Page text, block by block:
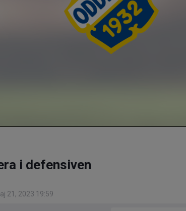
i defensiven
21, 2023 19:59